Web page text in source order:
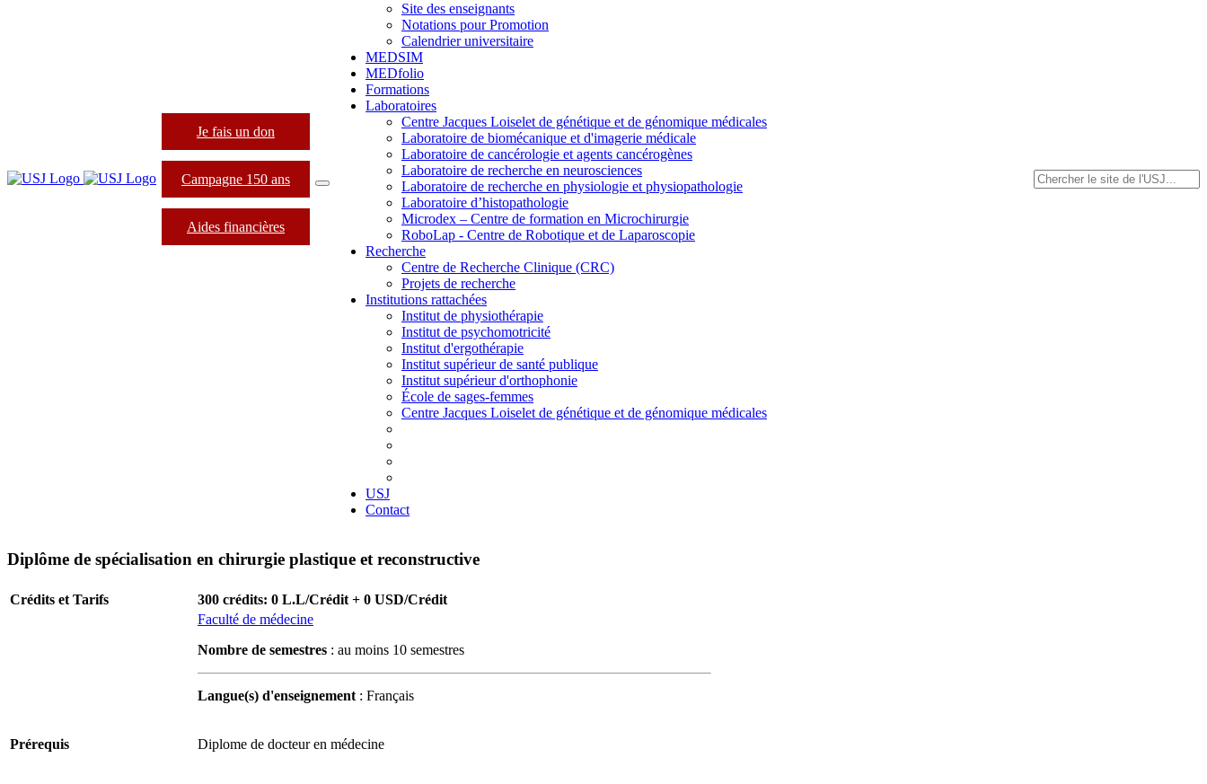
Je fais un don
Campagne 150 ans
Aides financières
Site des enseignants
Notations pour Promotion
Calendrier universitaire
MEDSIM
MEDfolio
Formations
Laboratoires
Centre Jacques Loiselet de génétique et de génomique médicales
Laboratoire de biomécanique et d'imagerie médicale
Laboratoire de cancérologie et agents cancérogènes
Laboratoire de recherche en neurosciences
Laboratoire de recherche en physiologie et physiopathologie
Laboratoire d’histopathologie
Microdex – Centre de formation en Microchirurgie
RoboLap - Centre de Robotique et de Laparoscopie
Recherche
Centre de Recherche Clinique (CRC)
Projets de recherche
Institutions rattachées
Institut de physiothérapie
Institut de psychomotricité
Institut d'ergothérapie
Institut supérieur de santé publique
Institut supérieur d'orthophonie
École de sages-femmes
Centre Jacques Loiselet de génétique et de génomique médicales
USJ
Contact
Diplôme de spécialisation en chirurgie plastique et reconstructive
Crédits et Tarifs
300 crédits: 0 L.L/Crédit + 0 USD/Crédit
Faculté de médecine
Nombre de semestres : au moins 10 semestres
Langue(s) d'enseignement: Français
Prérequis Diplome de docteur en médecine